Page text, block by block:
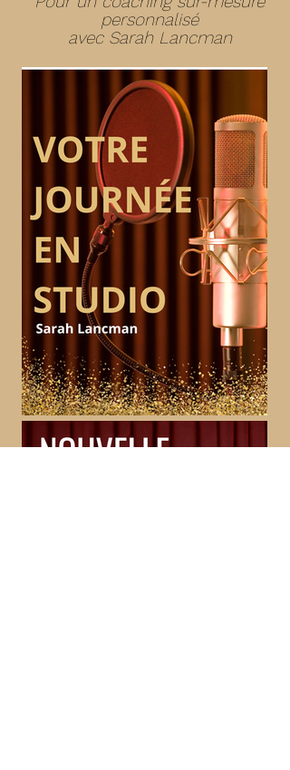
personnalisé
avec Sarah Lancman